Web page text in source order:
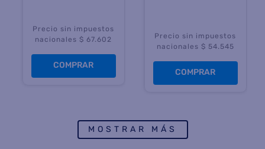
Precio sin impuestos
nacionales $ 67.602
COMPRAR
Precio sin impuestos
nacionales $ 54.545
COMPRAR
MOSTRAR MÁS